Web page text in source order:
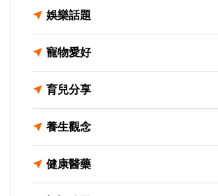
娛樂話題
寵物愛好
育兒分享
養生觀念
健康醫藥